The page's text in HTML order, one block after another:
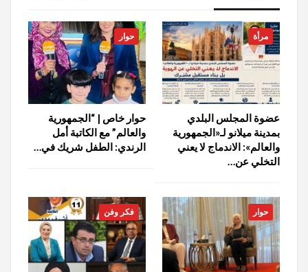
مرأة
عضوة المجلس البلدي
بمدينة ميلانو لـ«الجمهورية
والعالم»: الاندماج لا يعني
التخلي عن…
حوار
حوار خاص | “الجمهورية
والعالم” مع الكاتبة أمل
الرندي: الطفل شريك في…
حوار فكر وفن